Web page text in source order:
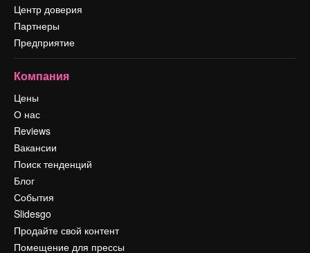
Центр доверия
Партнеры
Предприятие
Компания
Цены
О нас
Reviews
Вакансии
Поиск тенденций
Блог
События
Slidesgo
Продайте свой контент
Помещение для прессы